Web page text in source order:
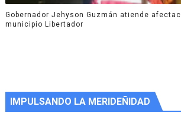
Gobernador Jehyson Guzmán atiende
municipio Libertador
IMPULSANDO LA MERIDEÑIDAD